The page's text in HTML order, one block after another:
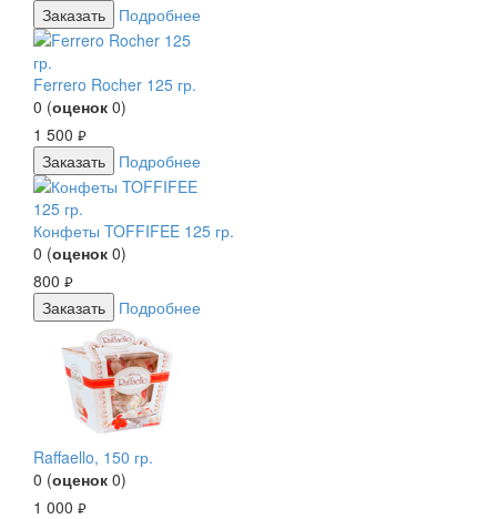
Заказать Подробнее
Ferrero Rocher 125 гр.
0 (оценок 0)
1 500 руб.
Заказать Подробнее
Конфеты TOFFIFEE 125 гр.
0 (оценок 0)
800 руб.
Заказать Подробнее
Raffaello, 150 гр.
0 (оценок 0)
1 000 руб.